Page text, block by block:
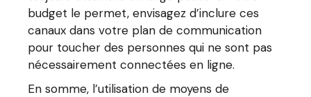
budget le permet, envisagez d’inclure ces
canaux dans votre plan de communication
pour toucher des personnes qui ne sont pas
nécessairement connectées en ligne.
En somme, l’utilisation de moyens de